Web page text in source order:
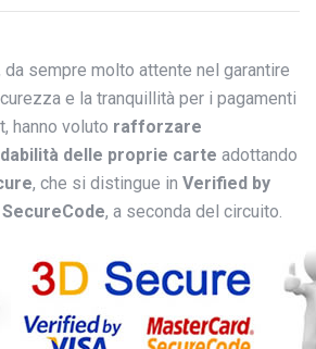
da sempre molto attente nel garantire
e la tranquillità per i pagamenti
hanno voluto rafforzare
delle proprie carte adottando
, che si distingue in Verified by
, a seconda del circuito.